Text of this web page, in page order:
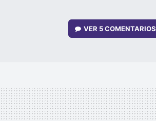
VER 5 COMENTARIOS